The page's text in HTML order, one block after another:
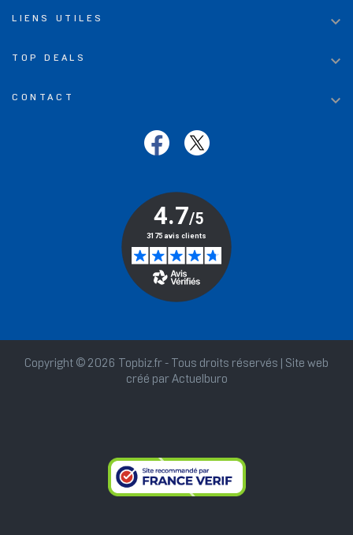
LIENS UTILES 
TOP DEALS 
CONTACT 
Copyright © 2026 Topbiz.fr - Tous droits réservés | Site web
créé par Actuelburo